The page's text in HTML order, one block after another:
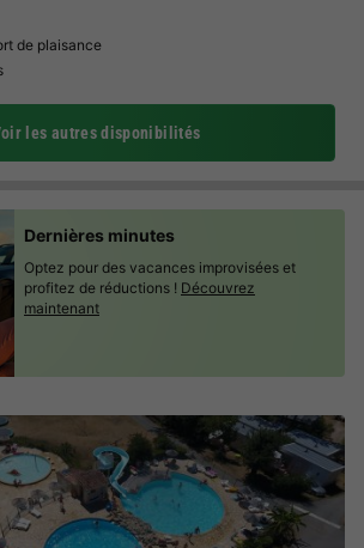
de plaisance
les autres disponibilités
Dernières minutes
Optez pour des vacances improvisées et
profitez de réductions ! Découvrez
maintenant